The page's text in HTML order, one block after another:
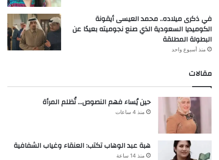
في ذكرى ميلاده.. محمد العيسى أيقونة
الكوميديا السعودية الذي صنع نجوميته بعيدًا عن
البطولة المطلقة
منذ أسبوع واحد
مقالات
حين يُساء فهم النصوص… تُظلم المرأة
منذ 4 ساعات
هبة عبد الوهاب تكتب: العنقاء وغياب الشفافية
منذ 14 ساعة